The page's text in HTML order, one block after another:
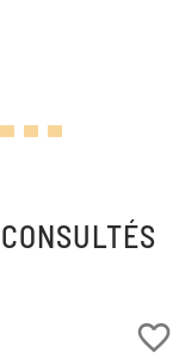
favorite_border